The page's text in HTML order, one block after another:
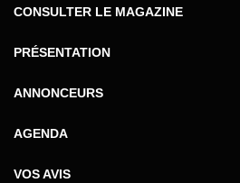
CONSULTER LE MAGAZINE
PRÉSENTATION
ANNONCEURS
AGENDA
VOS AVIS